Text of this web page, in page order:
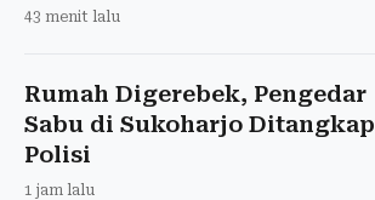
43 menit lalu
Rumah Digerebek, Pengedar
Sabu di Sukoharjo Ditangkap
Polisi
1 jam lalu